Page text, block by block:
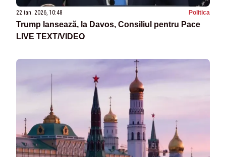
22 ian. 2026, 10:48 Politica
Trump lansează, la Davos, Consiliul pentru Pace
LIVE TEXT/VIDEO